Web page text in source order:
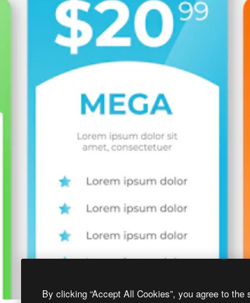
By clicking “Accept All Cookies”, you agree to